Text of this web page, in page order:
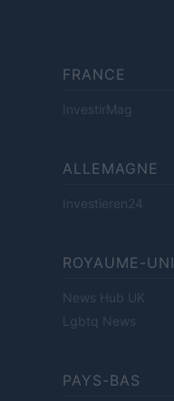
FRANCE
InvestirMag
ALLEMAGNE
Investieren24
ROYAUME-UNI
News Hub UK
Lgbtq News
PAYS-BAS